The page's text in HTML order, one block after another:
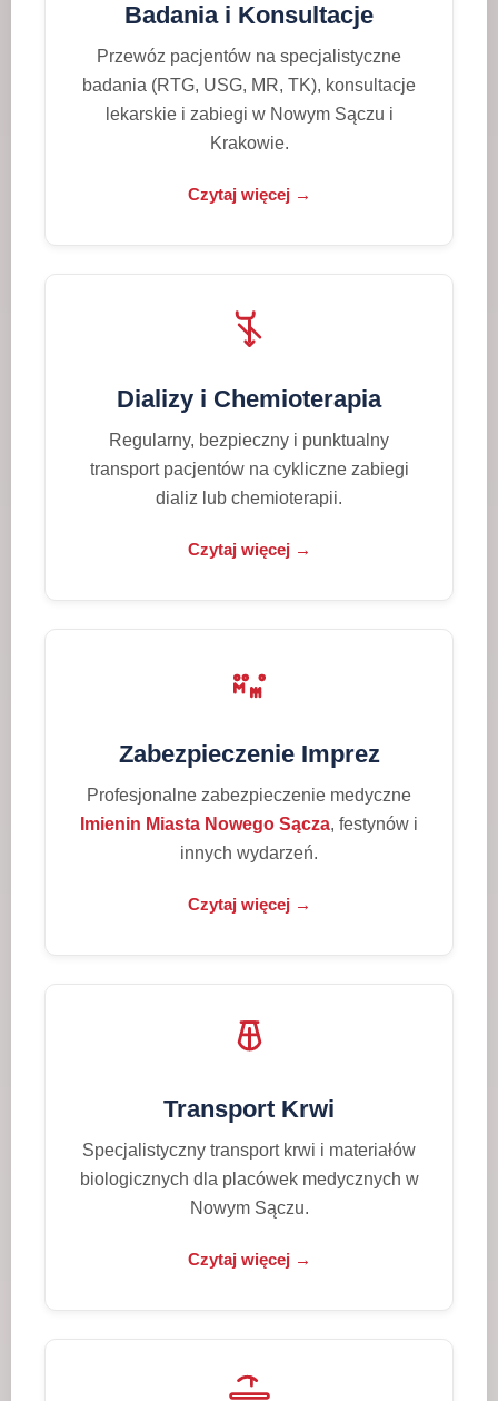
Badania i Konsultacje
Przewóz pacjentów na specjalistyczne
badania (RTG, USG, MR, TK), konsultacje
lekarskie i zabiegi w Nowym Sączu i
Krakowie.
Czytaj więcej →
Dializy i Chemioterapia
Regularny, bezpieczny i punktualny
transport pacjentów na cykliczne zabiegi
dializ lub chemioterapii.
Czytaj więcej →
Zabezpieczenie Imprez
Profesjonalne zabezpieczenie medyczne
Imienin Miasta Nowego Sącza, festynów i
innych wydarzeń.
Czytaj więcej →
Transport Krwi
Specjalistyczny transport krwi i materiałów
biologicznych dla placówek medycznych w
Nowym Sączu.
Czytaj więcej →